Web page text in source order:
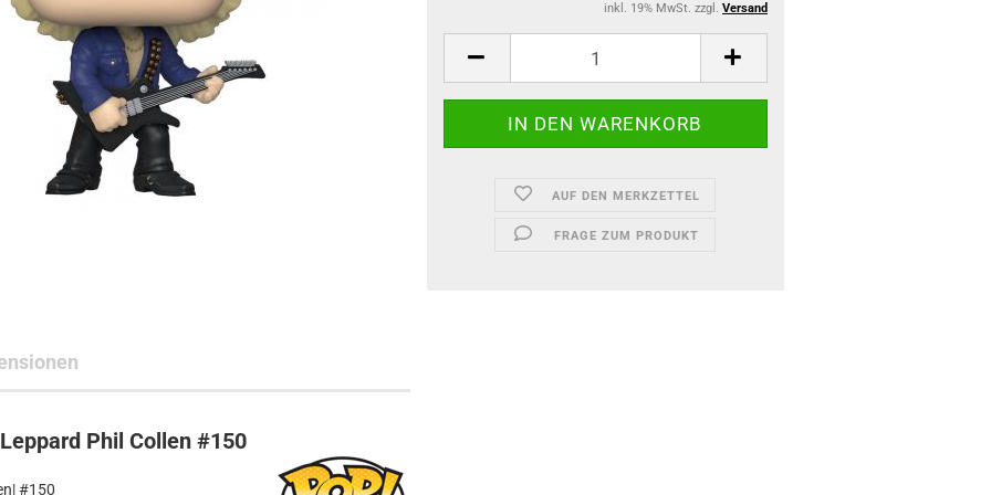
Toys
Subjects
Hersteller
inkl. 19% MwSt. zzgl. Versand
AUF DEN MERKZETTEL
FRAGE ZUM PRODUKT
Phil Collen #150
#150